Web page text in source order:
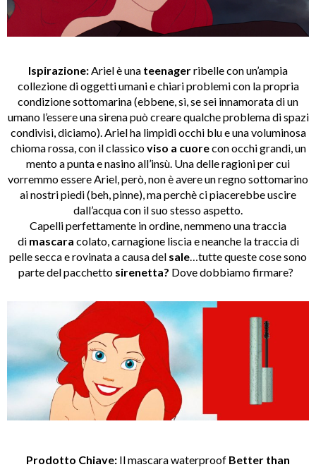
Ispirazione: Ariel è una teenagerribelle con un’ampia
collezione di oggetti umani e chiari problemi con la propria
condizione sottomarina (ebbene, sì, se sei innamorata di un
umano l’essere una sirena può creare qualche problema di spazi
condivisi, diciamo). Ariel ha limpidi occhi blu e una voluminosa
chioma rossa, con il classicoviso a cuorecon occhi grandi, un
mento a punta e nasino all’insù. Una delle ragioni per cui
vorremmo essere Ariel, però, non è avere un regno sottomarino
ai nostri piedi (beh, pinne), ma perchè ci piacerebbe uscire
dall’acqua con il suo stesso aspetto.
Capelli perfettamente in ordine, nemmeno una traccia
di mascara colato, carnagione liscia e neanche la traccia di
pelle secca e rovinata a causa del sale …tutte queste cose sono
parte del pacchetto sirenetta? Dove dobbiamo firmare?
Prodotto Chiave: Il mascara waterproof Better than